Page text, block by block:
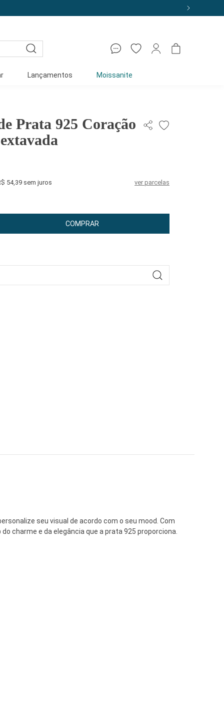
Lançamentos Moissanite
Prata 925 Coração
54,39 sem juros
ver parcelas
COMPRAR
seu visual de acordo com o seu mood. Com
charme e da elegância que a prata 925 proporciona.